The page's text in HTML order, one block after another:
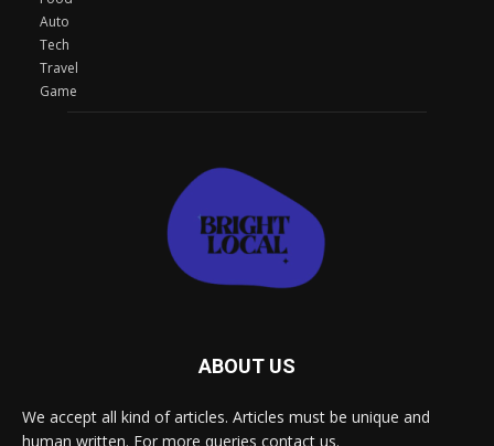
Auto
Tech
Travel
Game
ABOUT US
We accept all kind of articles. Articles must be unique and
human written. For more queries contact us.